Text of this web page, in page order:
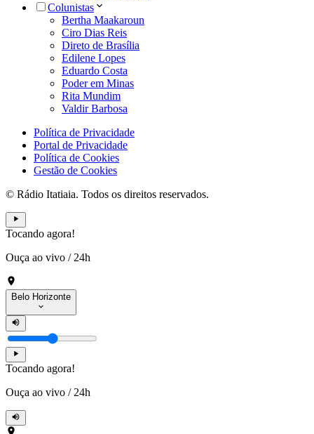
Colunistas
Bertha Maakaroun
Ciro Dias Reis
Direto de Brasília
Edilene Lopes
Eduardo Costa
Poder em Minas
Rita Mundim
Valdir Barbosa
Política de Privacidade
Portal de Privacidade
Política de Cookies
Gestão de Cookies
© Rádio Itatiaia. Todos os direitos reservados.
Tocando agora!
Ouça ao vivo / 24h
Belo Horizonte
Tocando agora!
Ouça ao vivo / 24h